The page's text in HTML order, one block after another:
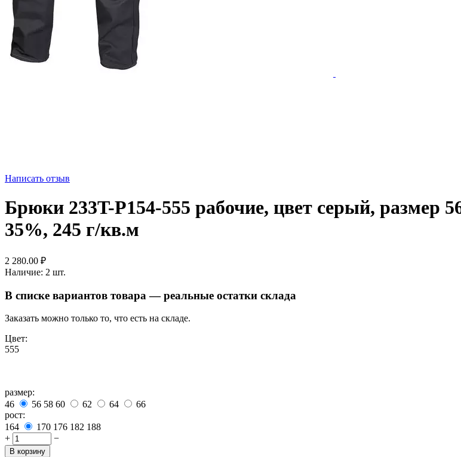
Написать отзыв
Брюки 233T-P154-555 рабочие, цвет серый, размер
35%, 245 г/кв.м
2 280.00 ₽
Наличие: 2 шт.
В списке вариантов товара — реальные остатки склада
Заказать можно только то, что есть на складе.
Цвет:
555
размер:
46
56 58 60 62 64
66
рост:
164
170 176 182 188
+
−
В корзину